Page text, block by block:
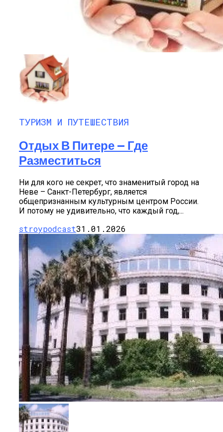
ТУРИЗМ И ПУТЕШЕСТВИЯ
Отдых В Питере — Где
Разместиться
Ни для кого не секрет, что знаменитый город на
Неве – Санкт-Петербург, является
общепризнанным культурным центром России.
И потому не удивительно, что каждый год,...
stroypodcast31.01.2026